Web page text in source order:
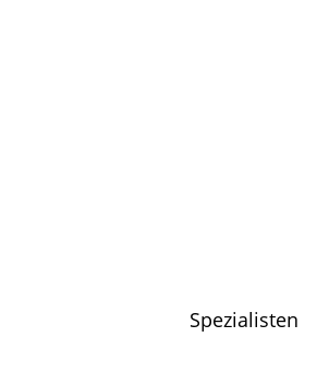
Spezialisten